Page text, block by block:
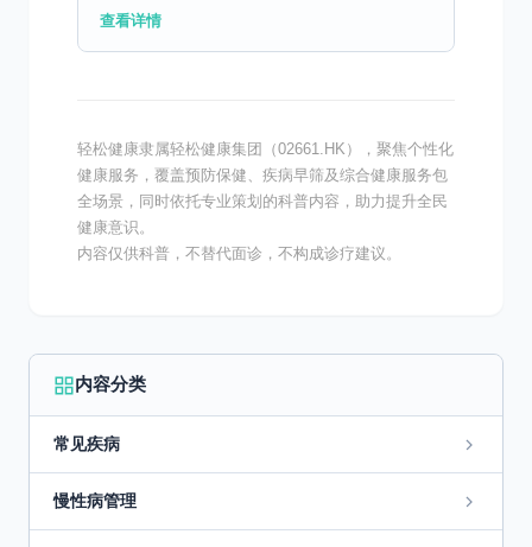
疾病的特点和相关影响对保障母婴健康至关重
查看详情
轻松健康隶属轻松健康集团（02661.HK），聚焦个性化
健康服务，覆盖预防保健、疾病早筛及综合健康服务包
全场景，同时依托专业策划的科普内容，助力提升全民
健康意识。
内容仅供科普，不替代面诊，不构成诊疗建议。
内容分类
常见疾病
慢性病管理